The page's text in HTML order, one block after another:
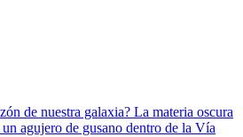
de nuestra galaxia? La materia oscura
agujero de gusano dentro de la Vía